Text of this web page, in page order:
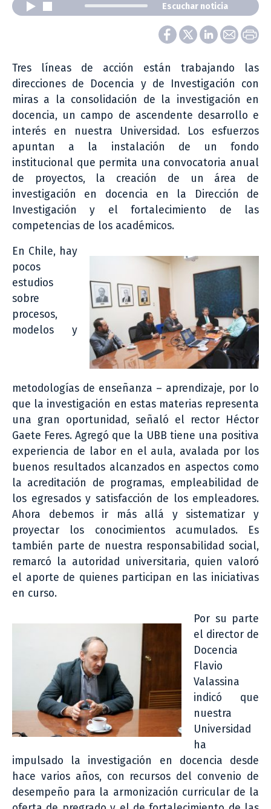
Escuchar noticia
Tres líneas de acción están trabajando las
direcciones de Docencia y de Investigación con
miras a la consolidación de la investigación en
docencia, un campo de ascendente desarrollo e
interés en nuestra Universidad. Los esfuerzos
apuntan a la instalación de un fondo
institucional que permita una convocatoria anual
de proyectos, la creación de un área de
investigación en docencia en la Dirección de
Investigación y el fortalecimiento de las
competencias de los académicos.
En Chile, hay
pocos
estudios
sobre
procesos,
modelos y
metodologías de enseñanza – aprendizaje, por lo
que la investigación en estas materias representa
una gran oportunidad, señaló el rector Héctor
Gaete Feres. Agregó que la UBB tiene una positiva
experiencia de labor en el aula, avalada por los
buenos resultados alcanzados en aspectos como
la acreditación de programas, empleabilidad de
los egresados y satisfacción de los empleadores.
Ahora debemos ir más allá y sistematizar y
proyectar los conocimientos acumulados. Es
también parte de nuestra responsabilidad social,
remarcó la autoridad universitaria, quien valoró
el aporte de quienes participan en las iniciativas
en curso.
Por su parte
el director de
Docencia
Flavio
Valassina
indicó que
nuestra
Universidad
ha
impulsado la investigación en docencia desde
hace varios años, con recursos del convenio de
desempeño para la armonización curricular de la